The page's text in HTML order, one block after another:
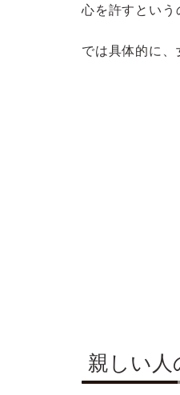
心を許すという
では具体的に、
親しい人